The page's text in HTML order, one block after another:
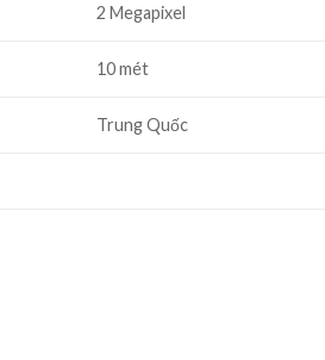
2 Megapixel
10 mét
Trung Quốc